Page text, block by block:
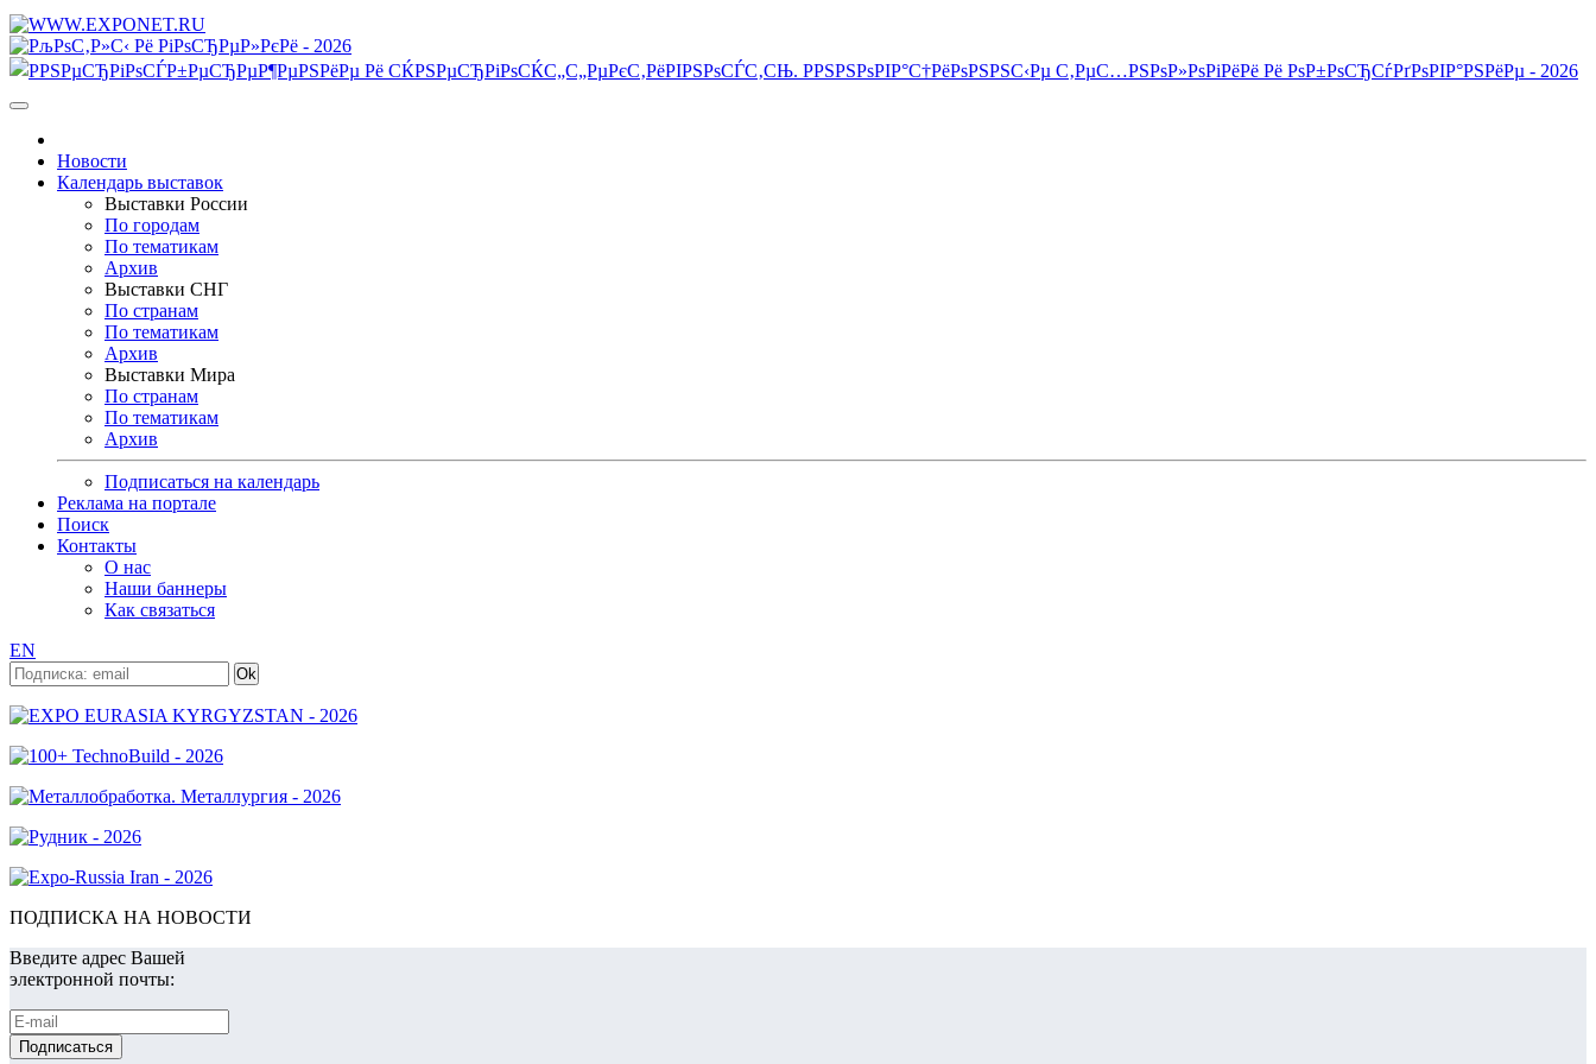
Новости
Календарь выставок
Выставки России
По городам
По тематикам
Архив
Выставки СНГ
По странам
По тематикам
Архив
Выставки Мира
По странам
По тематикам
Архив
Подписаться на календарь
Реклама на портале
Поиск
Контакты
О нас
Наши баннеры
Как связаться
EN
ПОДПИСКА НА НОВОСТИ
Введите адрес Вашей
электронной почты: